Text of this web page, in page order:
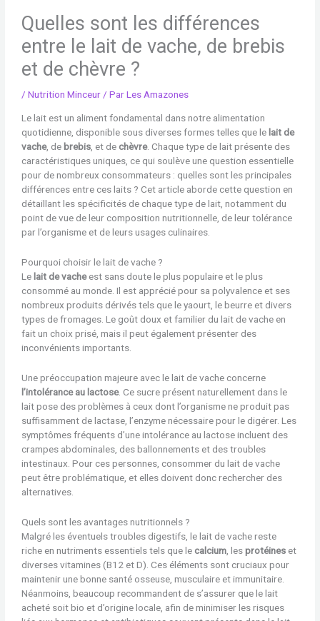
Quelles sont les différences
entre le lait de vache, de brebis
et de chèvre ?
/Nutrition Minceur / ParLes Amazones
Le lait est un aliment fondamental dans notre alimentation
quotidienne, disponible sous diverses formes telles que le lait de
vache, de brebis, et de chèvre. Chaque type de lait présente des
caractéristiques uniques, ce qui soulève une question essentielle
pour de nombreux consommateurs : quelles sont les principales
différences entre ces laits ? Cet article aborde cette question en
détaillant les spécificités de chaque type de lait, notamment du
point de vue de leur composition nutritionnelle, de leur tolérance
par l’organisme et de leurs usages culinaires.
Pourquoi choisir le lait de vache ?
Le lait de vacheest sans doute le plus populaire et le plus
consommé au monde. Il est apprécié pour sa polyvalence et ses
nombreux produits dérivés tels que le yaourt, le beurre et divers
types de fromages. Le goût doux et familier du lait de vache en
fait un choix prisé, mais il peut également présenter des
inconvénients importants.
Une préoccupation majeure avec le lait de vache concerne
l’intolérance au lactose. Ce sucre présent naturellement dans le
lait pose des problèmes à ceux dont l’organisme ne produit pas
suffisamment de lactase, l’enzyme nécessaire pour le digérer. Les
symptômes fréquents d’une intolérance au lactose incluent des
crampes abdominales, des ballonnements et des troubles
intestinaux. Pour ces personnes, consommer du lait de vache
peut être problématique, et elles doivent donc rechercher des
alternatives.
Quels sont les avantages nutritionnels ?
Malgré les éventuels troubles digestifs, le lait de vache reste
riche en nutriments essentiels tels que le calcium , lesprotéines et
diverses vitamines (B12 et D). Ces éléments sont cruciaux pour
maintenir une bonne santé osseuse, musculaire et immunitaire.
Néanmoins, beaucoup recommandent de s’assurer que le lait
acheté soit bio et d’origine locale, afin de minimiser les risques